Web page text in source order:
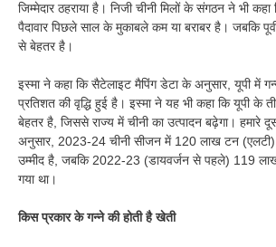
जिम्मेदार ठहराया है। निजी चीनी मिलों के संगठन ने भी
पैदावार पिछले साल के मुकाबले कम या बराबर है। जबकि
से बेहतर है।
इस्मा ने कहा कि सैटेलाइट मैपिंग डेटा के अनुसार, यूपी में
प्रतिशत की वृद्धि हुई है। इस्मा ने यह भी कहा कि यूपी के
बेहतर है, जिससे राज्य में चीनी का उत्पादन बढ़ेगा। हमारे
अनुसार, 2023-24 चीनी सीजन में 120 लाख टन (एलटी)
उम्मीद है, जबकि 2022-23 (डायवर्जन से पहले) 119
गया था।
किस प्रकार के गन्ने की होती है खेती